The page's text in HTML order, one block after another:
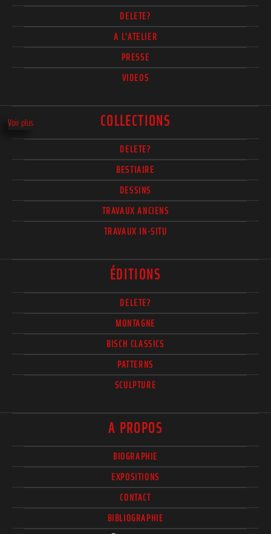
Voir plus
DELETE?
A L'ATELIER
PRESSE
VIDEOS
COLLECTIONS
DELETE?
BESTIAIRE
DESSINS
TRAVAUX ANCIENS
TRAVAUX IN-SITU
ÉDITIONS
DELETE?
MONTAGNE
BISCH CLASSICS
PATTERNS
SCULPTURE
A PROPOS
BIOGRAPHIE
EXPOSITIONS
CONTACT
BIBLIOGRAPHIE